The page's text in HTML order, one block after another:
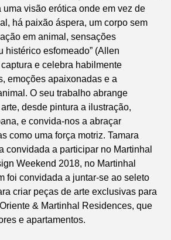
uma visão erótica onde em vez de
há paixão áspera, um corpo sem
em animal, sensações
histérico esfomeado” (Allen
e celebra habilmente
emoções apaixonadas e a
O seu trabalho abrange
desde pintura a ilustração,
e convida-nos a abraçar
como uma força motriz. Tamara
convidada a participar no Martinhal
Weekend 2018, no Martinhal
foi convidada a juntar-se ao seleto
criar peças de arte exclusivas para
& Martinhal Residences, que
e apartamentos.